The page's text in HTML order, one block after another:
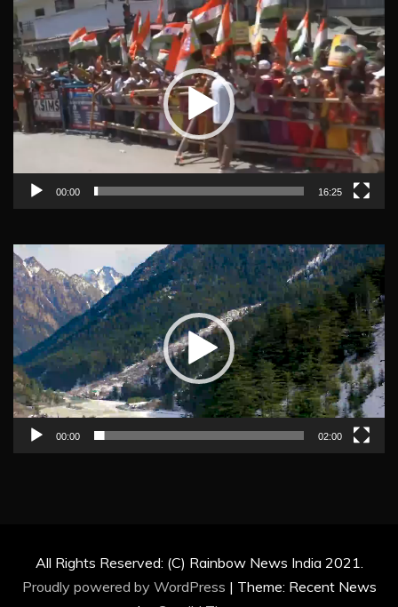
Video
Player
00:00 16:25
Video
Player
00:00 02:00
All Rights Reserved: (C) Rainbow News India 2021.
Proudly powered by WordPress | Theme: Recent News